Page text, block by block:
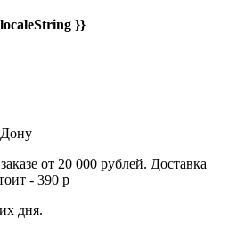
}}
Дону
от 20 000 рублей. Доставка
- 390 р
дня.